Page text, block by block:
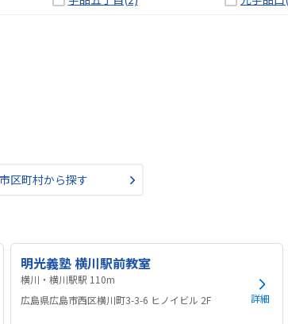
区町村から探す
明光義塾 横川駅前教室
横川・横川駅駅 110m
広島県広島市西区横川町3-3-6 ヒノイビル 2F
詳細